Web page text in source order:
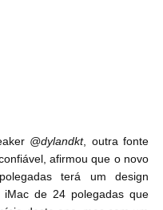
@dylandkt, outra fonte
afirmou que o novo
terá um design
iMac de 24 polegadas que